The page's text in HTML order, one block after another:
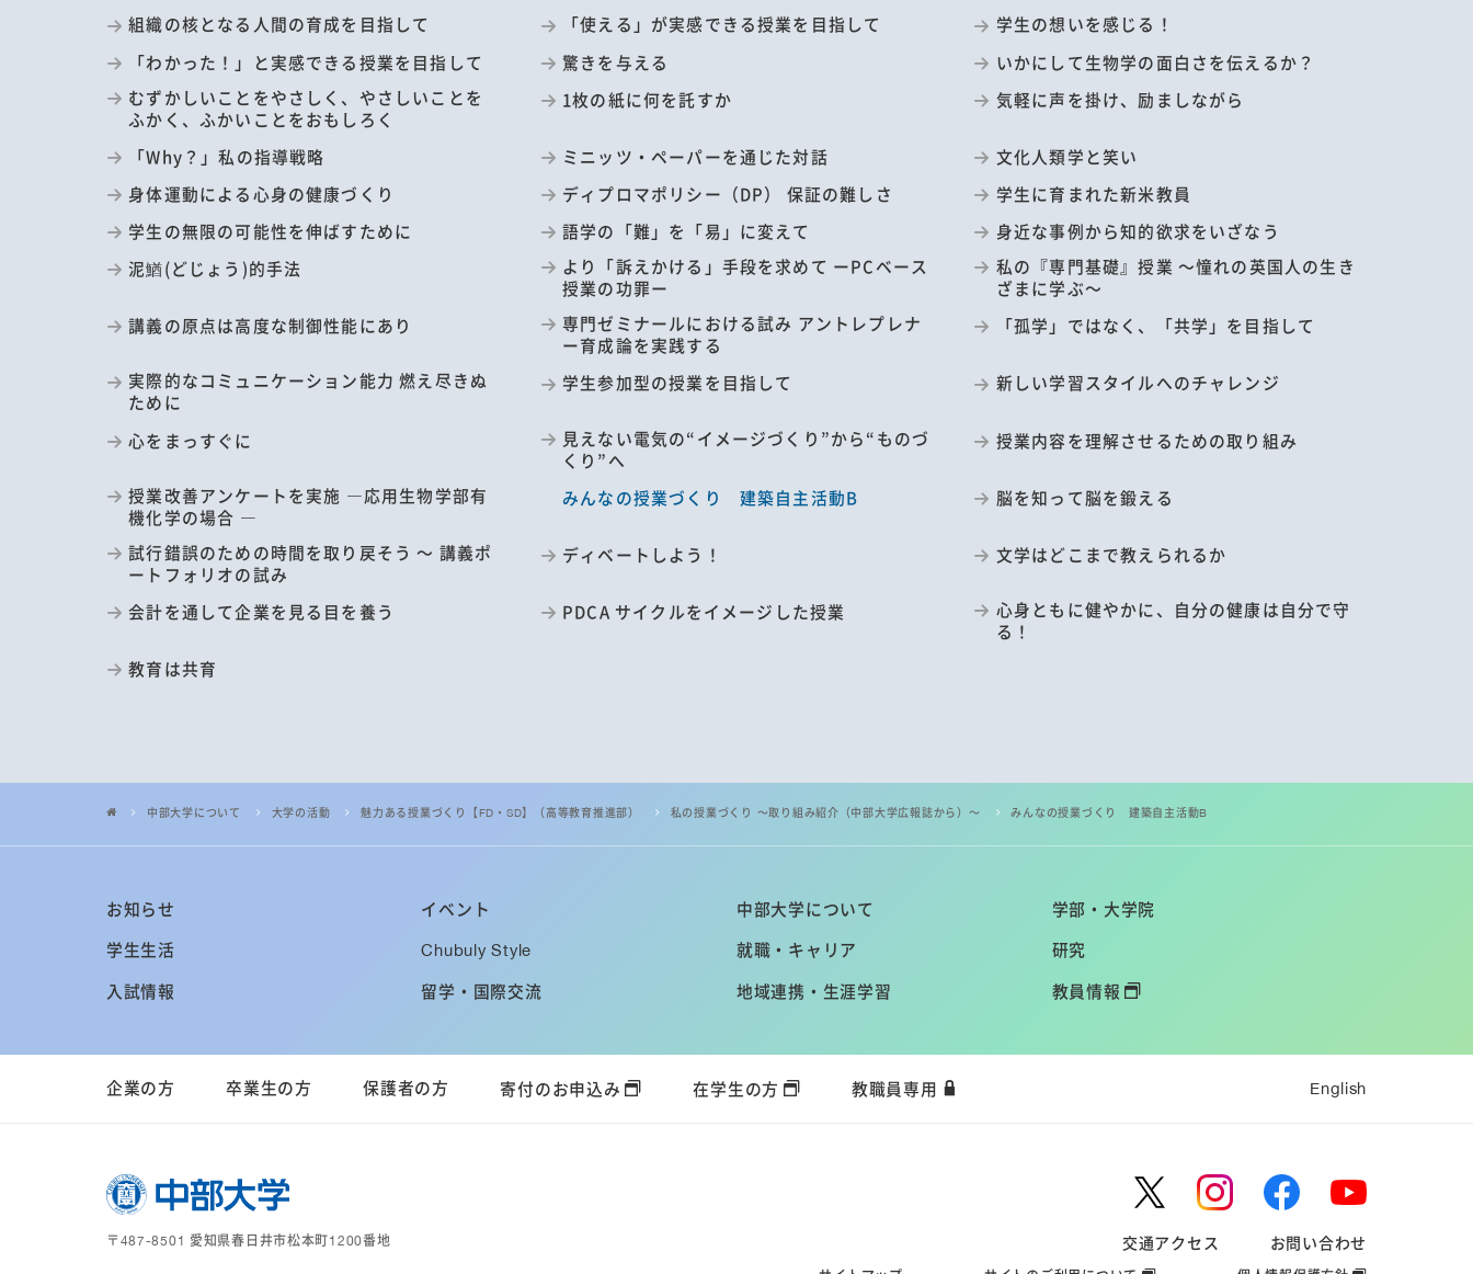
組織の核となる人間の育成を目指して
「使える」が実感できる授業を目指して
学生の想いを感じる！
「わかった！」と実感できる授業を目指して
驚きを与える
いかにして生物学の面白さを伝えるか？
むずかしいことをやさしく、やさしいことを
ふかく、ふかいことをおもしろく
1枚の紙に何を託すか 気軽に声を掛け、励ましながら
「Why？」私の指導戦略 ミニッツ・ペーパーを通じた対話
文化人類学と笑い
身体運動による心身の健康づくり
ディプロマポリシー（DP） 保証の難しさ
学生に育まれた新米教員
学生の無限の可能性を伸ばすために
語学の「難」を「易」に変えて
身近な事例から知的欲求をいざなう
泥鰌(どじょう)的手法
より「訴えかける」手段を求めて ーPCベース
授業の功罪ー
私の『専門基礎』授業 ～憧れの英国人の生き
ざまに学ぶ～
講義の原点は高度な制御性能にあり
専門ゼミナールにおける試み アントレプレナ
ー育成論を実践する
「孤学」ではなく、「共学」を目指して
実際的なコミュニケーション能力 燃え尽きぬ
ために
学生参加型の授業を目指して 新しい学習スタイルへのチャレンジ
心をまっすぐに
見えない電気の“イメージづくり”から“ものづ
くり”へ
授業内容を理解させるための取り組み
授業改善アンケートを実施 ―応用生物学部有
機化学の場合 ―
みんなの授業づくり 建築自主活動B 脳を知って脳を鍛える
試行錯誤のための時間を取り戻そう ～ 講義ポ
ートフォリオの試み
ディベートしよう！ 文学はどこまで教えられるか
会計を通して企業を見る目を養う PDCA サイクルをイメージした授業
心身ともに健やかに、自分の健康は自分で守
る！
教育は共育
中部大学について 大学の活動 魅力ある授業づくり【FD・SD】（高等教育推進部） 私の授業づくり ～取り組み紹介（中部大学広報誌から）～ みんなの授業づくり 建築自主活動B
お知らせ イベント 中部大学について 学部・大学院
学生生活 Chubuly Style 就職・キャリア 研究
入試情報 留学・国際交流 地域連携・生涯学習 教員情報
企業の方 卒業生の方 保護者の方 寄付のお申込み 在学生の方 教職員専用 English
〒487-8501 愛知県春日井市松本町1200番地 交通アクセス お問い合わせ